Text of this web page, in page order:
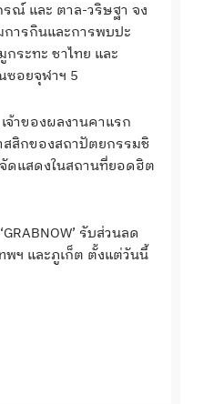
ณ์ และ ตาล-วริษฐา จง
การกินและการพบปะ
ระทะ ชาไทย และ
ซอยจุฬาฯ 5
าของผลงานคาแรก
สสิกของสถาปัตยกรรมชิ
ดแสดงในสถานที่ยอดฮิต
รับส่วนลด
พฯ และภูเก็ต ตั้งแต่วันนี้